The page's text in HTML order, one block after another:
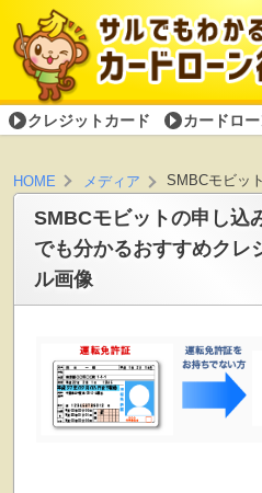
クレジットカード カードロ
HOME メディア SMBCモビッ
SMBCモビットの申し
でも分かるおすすめクレ
ル画像